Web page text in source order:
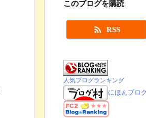
このブログを購読
 RSS
人気ブログランキング
にほんブロ